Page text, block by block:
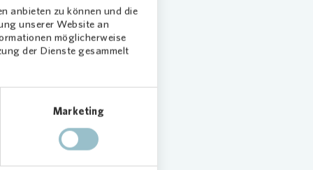
anbieten zu können und die
unserer Website an
möglicherweise
der Dienste gesammelt
Marketing
und
Frau